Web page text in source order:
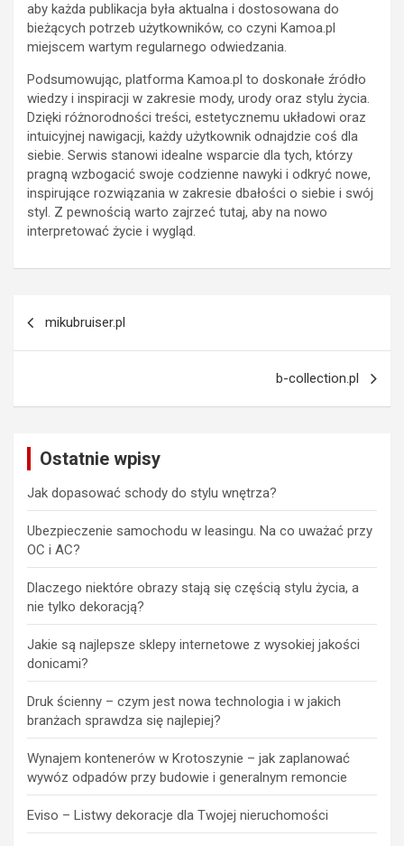
aby każda publikacja była aktualna i dostosowana do
bieżących potrzeb użytkowników, co czyni Kamoa.pl
miejscem wartym regularnego odwiedzania.
Podsumowując, platforma Kamoa.pl to doskonałe źródło
wiedzy i inspiracji w zakresie mody, urody oraz stylu życia.
Dzięki różnorodności treści, estetycznemu układowi oraz
intuicyjnej nawigacji, każdy użytkownik odnajdzie coś dla
siebie. Serwis stanowi idealne wsparcie dla tych, którzy
pragną wzbogacić swoje codzienne nawyki i odkryć nowe,
inspirujące rozwiązania w zakresie dbałości o siebie i swój
styl. Z pewnością warto zajrzeć tutaj, aby na nowo
interpretować życie i wygląd.
mikubruiser.pl
b-collection.pl
Ostatnie wpisy
Jak dopasować schody do stylu wnętrza?
Ubezpieczenie samochodu w leasingu. Na co uważać przy
OC i AC?
Dlaczego niektóre obrazy stają się częścią stylu życia, a
nie tylko dekoracją?
Jakie są najlepsze sklepy internetowe z wysokiej jakości
donicami?
Druk ścienny – czym jest nowa technologia i w jakich
branżach sprawdza się najlepiej?
Wynajem kontenerów w Krotoszynie – jak zaplanować
wywóz odpadów przy budowie i generalnym remoncie
Eviso – Listwy dekoracje dla Twojej nieruchomości